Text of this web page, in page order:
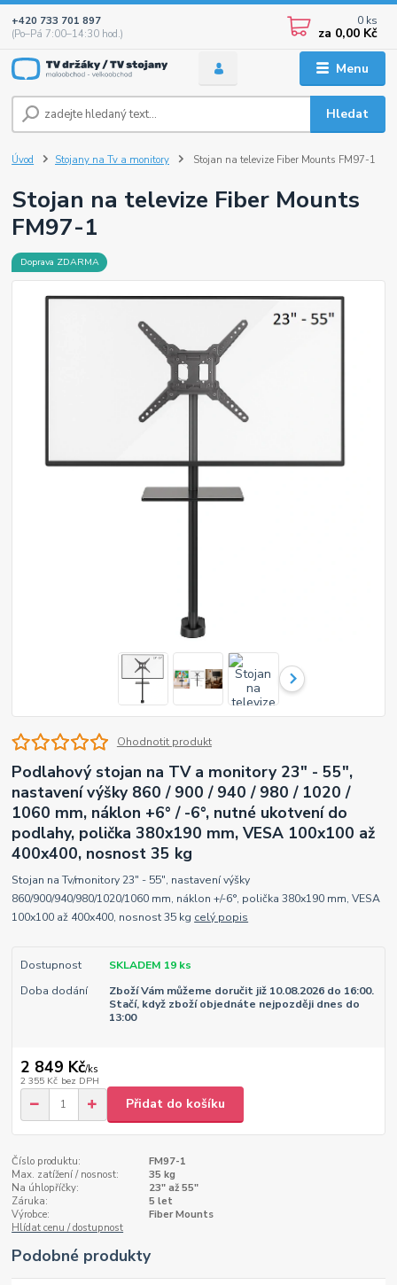
Menu
Hledat
+420 733 701 897
(Po–Pá 7:00–14:30 hod.)
0 ks
za 0,00 Kč
Úvod Stojany na Tv a monitory Stojan na televize Fiber Mounts FM97-1
Stojan na televize Fiber Mounts
FM97-1
Doprava ZDARMA
Ohodnotit produkt
Podlahový stojan na TV a monitory 23" - 55",
nastavení výšky 860 / 900 / 940 / 980 / 1020 /
1060 mm, náklon +6° / -6°, nutné ukotvení do
podlahy, polička 380x190 mm, VESA 100x100 až
400x400, nosnost 35 kg
Stojan na Tv/monitory 23" - 55", nastavení výšky
860/900/940/980/1020/1060 mm, náklon +/-6°, polička 380x190 mm, VESA
100x100 až 400x400, nosnost 35 kg celý popis
Dostupnost
SKLADEM 19 ks
Doba dodání
Zboží Vám můžeme doručit již 10.08.2026 do 16:00.
Stačí, když zboží objednáte nejpozději dnes do
13:00
2 849 Kč/ks
2 355 Kč bez DPH
Přidat do košíku
Číslo produktu:
FM97-1
Max. zatížení / nosnost:
35 kg
Na úhlopříčky:
23" až 55"
Záruka:
5 let
Výrobce:
Fiber Mounts
Hlídat cenu / dostupnost
Podobné produkty